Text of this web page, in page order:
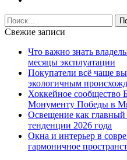
Свежие записи
Что важно знать
месяцы эксплуатации
Покупатели всё чаще
экологичным
Хоккейное сообщество
Монументу Победы в
Освещение как главный
тенденции 2026 года
Окна и интерьер в
гармоничное